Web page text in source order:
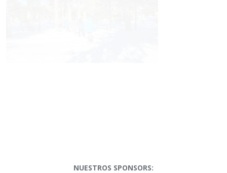
NUESTROS SPONSORS: